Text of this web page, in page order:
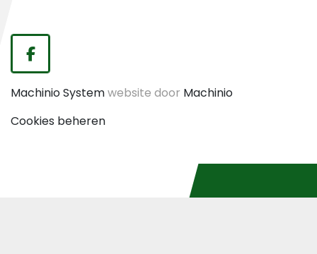
facebook
Machinio Systemwebsite door Machinio
Cookies beheren